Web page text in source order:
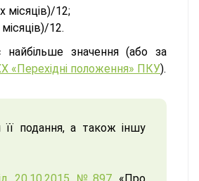
місяців)/12;
12.
найбільше значення (або за
«Перехідні положення» ПКУ).
її подання, а також іншу